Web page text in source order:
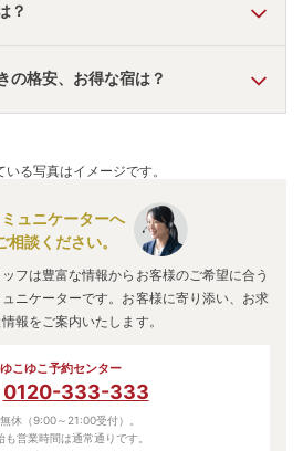
？
」・「大洗パークホテル
亀の井
・ホテルがおすすめの宿泊先です。
の格安、お得な宿は？
滝美館
先です。
る写真はイメージです。
ュニケーターへ
相談ください。
フは豊富な情報からお客様のご希望に合う
ニケーターです。お客様に寄り添い、お求
報をご案内いたします。
ゆこゆこ予約センター
0120-333-333
休（9:00～21:00受付）。
も営業時間は通常通りです。